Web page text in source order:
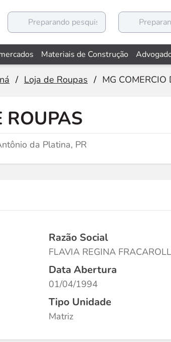
Materiais de Construção
/ Loja de Roupas / MG COMERCIO
ROUPAS
da Platina, PR
Razão Social
FLAVIA REGINA
Data Abertura
01/04/1994
Tipo Unidade
Matriz